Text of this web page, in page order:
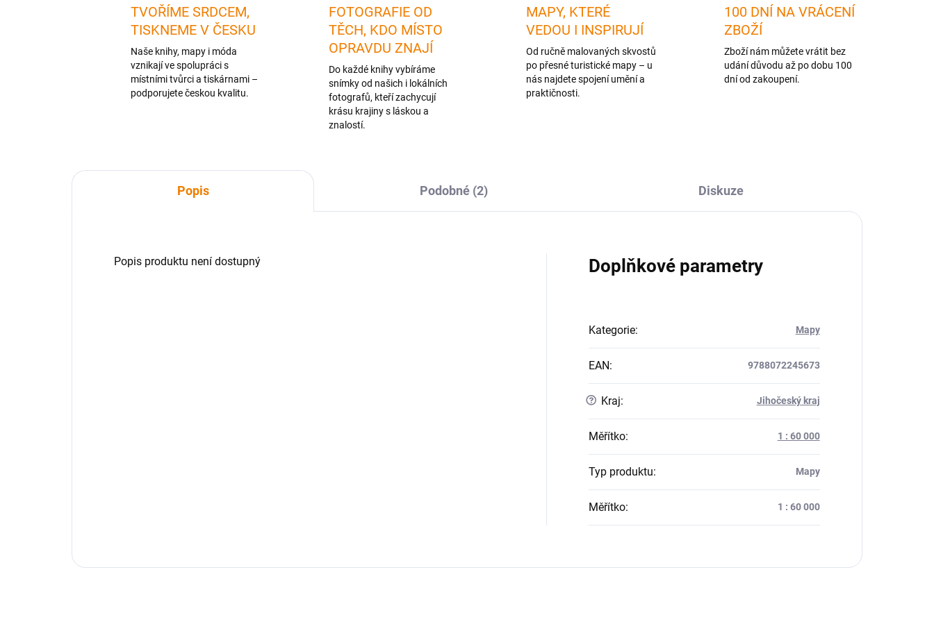
TVOŘÍME SRDCEM,
TISKNEME V ČESKU
Naše knihy, mapy i móda
vznikají ve spolupráci s
místními tvůrci a tiskárnami –
podporujete českou kvalitu.
FOTOGRAFIE OD
TĚCH, KDO MÍSTO
OPRAVDU ZNAJÍ
Do každé knihy vybíráme
snímky od našich i lokálních
fotografů, kteří zachycují
krásu krajiny s láskou a
znalostí.
MAPY, KTERÉ
VEDOU I INSPIRUJÍ
Od ručně malovaných skvostů
po přesné turistické mapy – u
nás najdete spojení umění a
praktičnosti.
100 DNÍ NA VRÁCENÍ
ZBOŽÍ
Zboží nám můžete vrátit bez
udání důvodu až po dobu 100
dní od zakoupení.
Popis Podobné (2) Diskuze
Popis produktu není dostupný Doplňkové parametry
Kategorie: Mapy
EAN: 9788072245673
? Kraj: Jihočeský kraj
Měřítko: 1 : 60 000
Typ produktu: Mapy
Měřítko: 1 : 60 000